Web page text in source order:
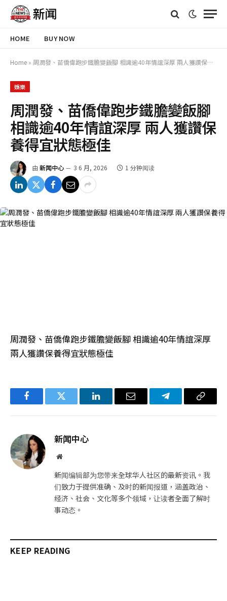
HOME BUY NOW
Home » 周潤發、苗僑偉跑步鐵膽變飯腳 相識逾40年情誼深厚 兩人獲讚保養得宜狀態極佳
娛樂
周潤發、苗僑偉跑步鐵膽變飯腳
相識逾40年情誼深厚 兩人獲讚保
養得宜狀態極佳
由 新闻中心 3 6 月, 2026 1 分钟阅读
周潤發、苗僑偉跑步鐵膽變飯腳 相識逾40年情誼深厚
兩人獲讚保養得宜狀態極佳
FacebookTwitter LinkedIn电
Telegram复
新闻中心
网
新闻编辑部为您带来全球华人社区的最新资讯。我
们致力于提供准确、及时的新闻报道，涵盖政治、
经济、社会、文化等多个领域，让读者全面了解时
事动态。
KEEP READING